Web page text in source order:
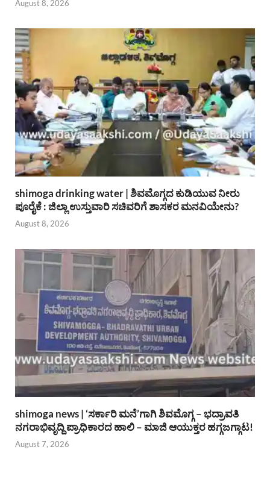
August 8, 2026
shimoga drinking water | ಶಿವಮೊಗ್ಗದ ಕುಡಿಯುವ ನೀರು
ಪೂರೈಕೆ : ಜಿಲ್ಲಾ ಉಸ್ತುವಾರಿ ಸಚಿವರಿಗೆ ಶಾಸಕರ ಮನವಿಯೇನು?
August 8, 2026
shimoga news | ‘ಸರ್ಕಾರಿ ಮನೆ’ಗಾಗಿ ಶಿವಮೊಗ್ಗ – ಭದ್ರಾವತಿ
ನಗರಾಭಿವೃದ್ದಿ ಪ್ರಾಧಿಕಾರದ ಹಾಲಿ – ಮಾಜಿ ಆಯುಕ್ತರ ಹಗ್ಗಜಗ್ಗಾಟ!
August 7, 2026